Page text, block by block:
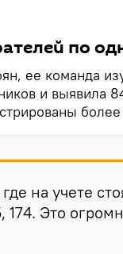
по
ее команда
и выявила
на учете
174. Это